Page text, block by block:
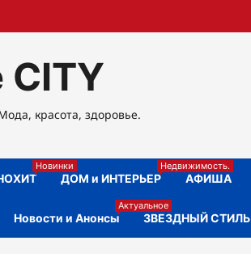
CITY
красота, здоровье.
Новинки
ДОМ и ИНТЕРЬЕР
Недвижимость.
АФИША
Новости и Анонсы
Актуальное
ЗВЕЗДНЫЙ СТИЛЬ